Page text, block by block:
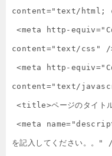
content="text/html;
<meta http-equiv="Content-Style-Type"
content="text/css" /
<meta http-equiv="Content-Script-Type"
content="text/
<title>ページのタイトルを記入してください。</title>
<meta name="description" content="ページの概要説明
を記入してください。。"